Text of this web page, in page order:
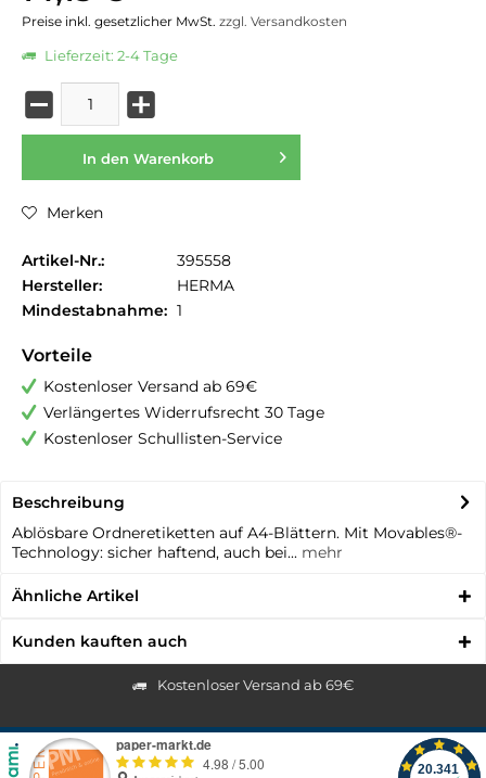
Preise inkl. gesetzlicher MwSt. zzgl. Versandkosten
Lieferzeit: 2-4 Tage
In den Warenkorb
Merken
Artikel-Nr.:
395558
Hersteller:
HERMA
Mindestabnahme: 1
Vorteile
Kostenloser Versand ab 69€
Verlängertes Widerrufsrecht 30 Tage
Kostenloser Schullisten-Service
Beschreibung
Ablösbare Ordneretiketten auf A4-Blättern. Mit Movables®-
Technology: sicher haftend, auch bei... mehr
Ähnliche Artikel
Kunden kauften auch
Kostenloser Versand ab 69€